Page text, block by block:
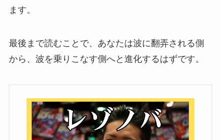
ます。
最後まで読むことで、あなたは波に翻弄される側
から、波を乗りこなす側へと進化するはずです。